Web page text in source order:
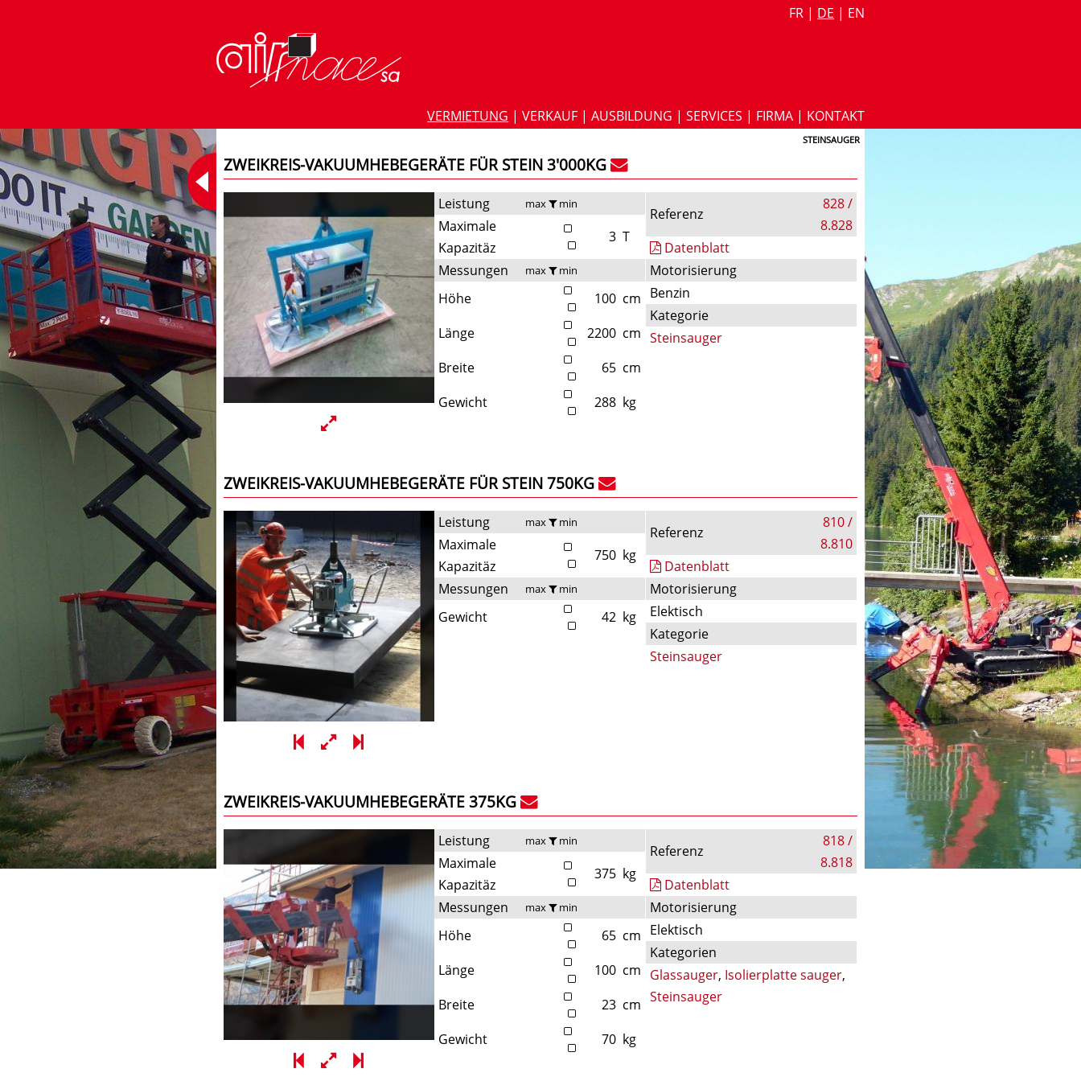
FR | DE | EN
VERMIETUNG |VERKAUF |AUSBILDUNG |SERVICES | FIRMA | KONTAKT
STEINSAUGER
ZWEIKREIS-VAKUUMHEBEGERÄTE FÜR STEIN 3'000KG
Leistung max min
Maximale
Kapazitäz
3 T
Messungen
max min
Höhe 100 cm
Länge
2200 cm
Breite
65 cm
Gewicht
288 kg
Referenz
828 /
8.828
Datenblatt
Motorisierung
Benzin
Kategorie
Steinsauger
ZWEIKREIS-VAKUUMHEBEGERÄTE FÜR STEIN 750KG
Leistung max min
Maximale
Kapazitäz
750 kg
Messungen
max min
Gewicht 42 kg
Referenz
810 /
8.810
Datenblatt
Motorisierung
Elektisch
Kategorie
Steinsauger
ZWEIKREIS-VAKUUMHEBEGERÄTE 375KG
Leistung max min
Maximale
Kapazitäz
375 kg
Messungen
max min
Höhe 65 cm
Länge
100 cm
Breite
23 cm
Gewicht
70 kg
Referenz
818 /
8.818
Datenblatt
Motorisierung
Elektisch
Kategorien
Glassauger, Isolierplatte sauger,
Steinsauger